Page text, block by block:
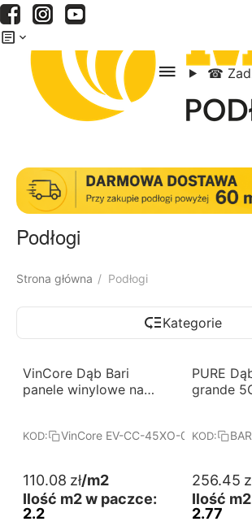
☎
Podłogi
Strona główna / Podłogi
Kategorie
-18%
Darmowa dostawa
od 60 m2
VinCore Dąb Bari
panele winylowe na
KOD: VinCore EV-CC-45XO-0748-4V-
110.08 zł/m2
Ilość m2 w paczce:
2.2
-25%
Darmowa
od 60
PURE
grande
KOD:
256.45
Ilość
2.77